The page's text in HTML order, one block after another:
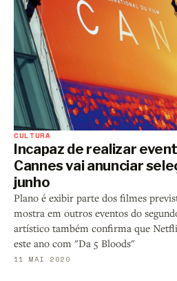
CULTURA
Incapaz de realizar
Cannes vai anunciar
junho
Plano é exibir parte dos filmes
mostra em outros eventos do
artístico também confirma que
este ano com "Da 5 Bloods"
11 MAI 2020